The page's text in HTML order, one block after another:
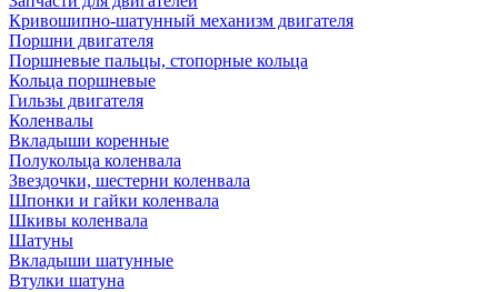
Кривошипно-шатунный механизм двигателя
Поршни двигателя
Поршневые пальцы, стопорные кольца
Кольца поршневые
Гильзы двигателя
Коленвалы
Вкладыши коренные
Полукольца коленвала
Звездочки, шестерни коленвала
Шпонки и гайки коленвала
Шкивы коленвала
Шатуны
Вкладыши шатунные
Втулки шатуна